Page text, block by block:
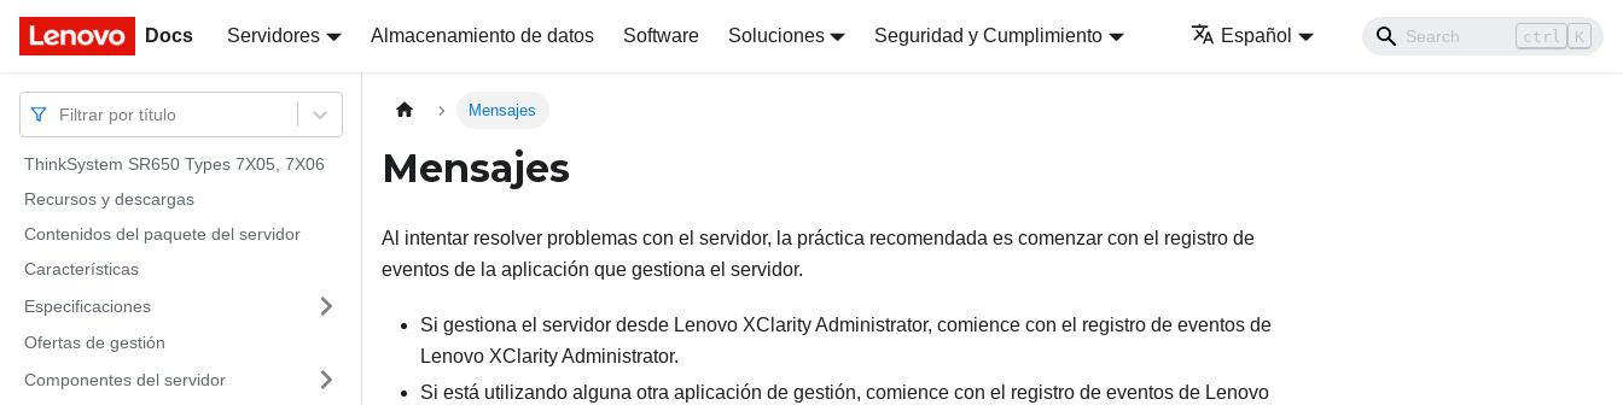
Docs Servidores Almacenamiento de datos Software Soluciones Seguridad y Cumplimiento Español ctrl K
Docs
Filtrar por título
ThinkSystem SR650 Types 7X05, 7X06
Recursos y descargas
Contenidos del paquete del servidor
Características
Especificaciones
Ofertas de gestión
Componentes del servidor
Mensajes
Mensajes
Al intentar resolver problemas con el servidor, la práctica recomendada es comenzar con el registro de
eventos de la aplicación que gestiona el servidor.
Si gestiona el servidor desde Lenovo XClarity Administrator, comience con el registro de eventos de
Lenovo XClarity Administrator.
Si está utilizando alguna otra aplicación de gestión, comience con el registro de eventos de Lenovo